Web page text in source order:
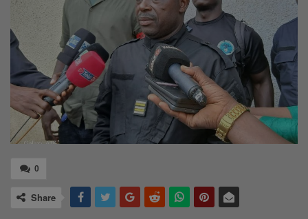
0
Share